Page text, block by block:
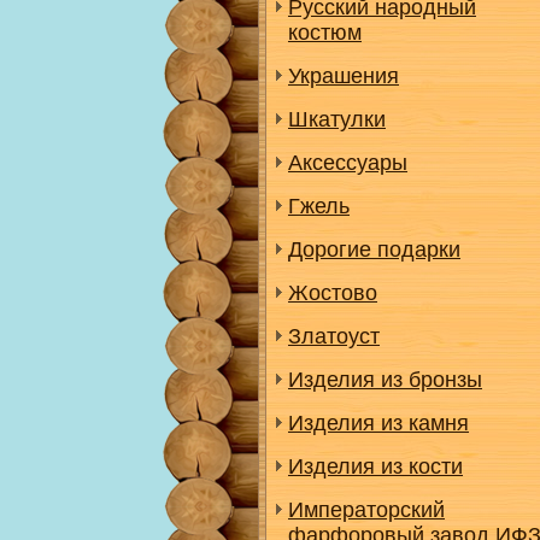
Русский народный
костюм
Украшения
Шкатулки
Аксессуары
Гжель
Дорогие подарки
Жостово
Златоуст
Изделия из бронзы
Изделия из камня
Изделия из кости
Императорский
фарфоровый завод ИФЗ